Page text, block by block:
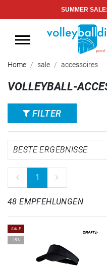
SUMMER
Home sale accessoires
VOLLEYBALL-
FILTER
1
48 EMPFEHLUNGEN
SALE
-15%